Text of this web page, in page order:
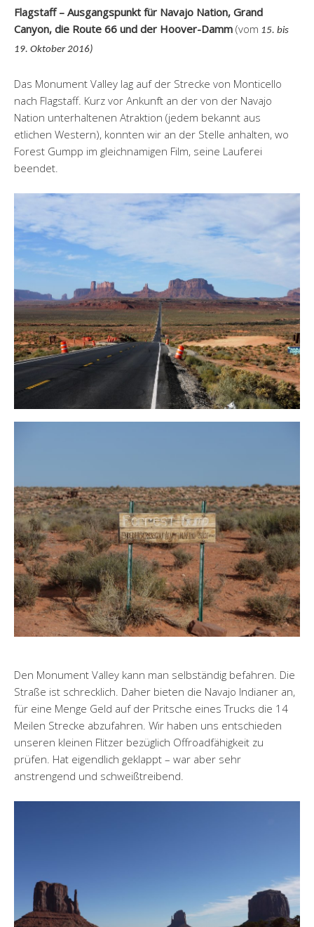
Flagstaff – Ausgangspunkt für Navajo Nation, Grand
Canyon, die Route 66 und der Hoover-Damm (vom 15. bis
19. Oktober 2016)
Das Monument Valley lag auf der Strecke von Monticello
nach Flagstaff. Kurz vor Ankunft an der von der Navajo
Nation unterhaltenen Atraktion (jedem bekannt aus
etlichen Western), konnten wir an der Stelle anhalten, wo
Forest Gumpp im gleichnamigen Film, seine Lauferei
beendet.
Den Monument Valley kann man selbständig befahren. Die
Straße ist schrecklich. Daher bieten die Navajo Indianer an,
für eine Menge Geld auf der Pritsche eines Trucks die 14
Meilen Strecke abzufahren. Wir haben uns entschieden
unseren kleinen Flitzer bezüglich Offroadfähigkeit zu
prüfen. Hat eigendlich geklappt – war aber sehr
anstrengend und schweißtreibend.